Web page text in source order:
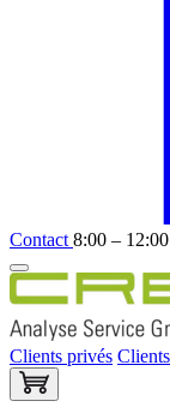
Contact 8:00 –
Clients privés